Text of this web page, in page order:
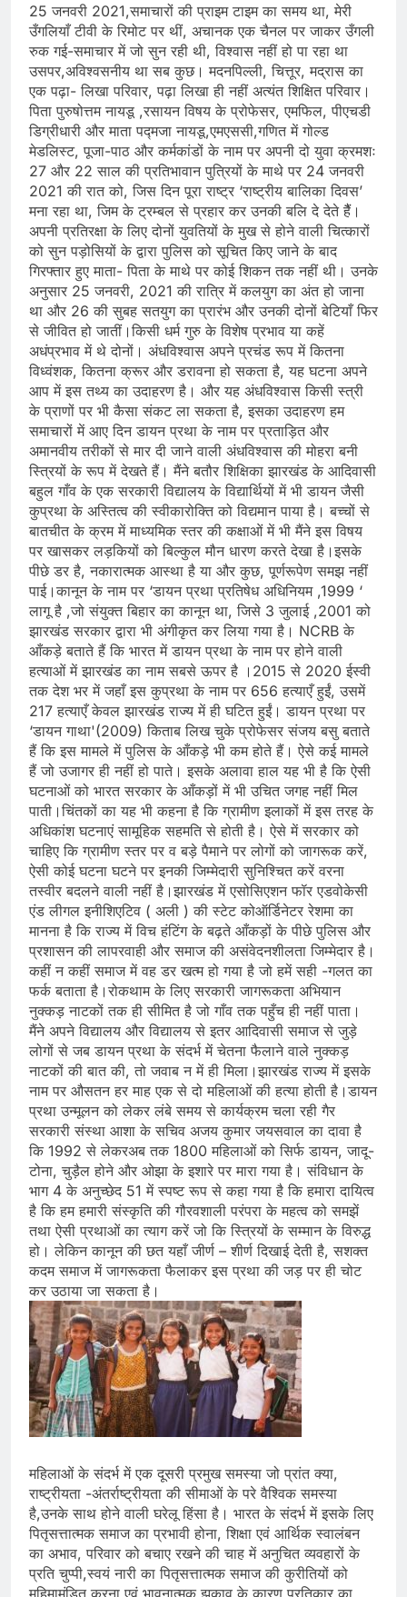
25 जनवरी 2021,समाचारों की प्राइम टाइम का समय था, मेरी
उँगलियाँ टीवी के रिमोट पर थीं, अचानक एक चैनल पर जाकर उँगली
रुक गई-समाचार में जो सुन रही थी, विश्वास नहीं हो पा रहा था
उसपर,अविश्वसनीय था सब कुछ। मदनपिल्ली, चित्तूर, मद्रास का
एक पढ़ा- लिखा परिवार, पढ़ा लिखा ही नहीं अत्यंत शिक्षित परिवार।
पिता पुरुषोत्तम नायडू ,रसायन विषय के प्रोफेसर, एमफिल, पीएचडी
डिग्रीधारी और माता पद्मजा नायडू,एमएससी,गणित में गोल्ड
मेडलिस्ट, पूजा-पाठ और कर्मकांडों के नाम पर अपनी दो युवा क्रमशः
27 और 22 साल की प्रतिभावान पुत्रियों के माथे पर 24 जनवरी
2021 की रात को, जिस दिन पूरा राष्ट्र ‘राष्ट्रीय बालिका दिवस’
मना रहा था, जिम के ट्रम्बल से प्रहार कर उनकी बलि दे देते हैैं।
अपनी प्रतिरक्षा के लिए दोनों युवतियों के मुख से होने वाली चित्कारों
को सुन पड़ोसियों के द्वारा पुलिस को सूचित किए जाने के बाद
गिरफ्तार हुए माता- पिता के माथे पर कोई शिकन तक नहीं थी। उनके
अनुसार 25 जनवरी, 2021 की रात्रि में कलयुग का अंत हो जाना
था और 26 की सुबह सतयुग का प्रारंभ और उनकी दोनों बेटियाँ फिर
से जीवित हो जातीं।किसी धर्म गुरु के विशेष प्रभाव या कहें
अधंप्रभाव में थे दोनों। अंधविश्वास अपने प्रचंड रूप में कितना
विध्वंशक, कितना क्रूर और डरावना हो सकता है, यह घटना अपने
आप में इस तथ्य का उदाहरण है। और यह अंधविश्वास किसी स्त्री
के प्राणों पर भी कैसा संकट ला सकता है, इसका उदाहरण हम
समाचारों में आए दिन डायन प्रथा के नाम पर प्रताड़ित और
अमानवीय तरीकों से मार दी जाने वाली अंधविश्वास की मोहरा बनी
स्त्रियों के रूप में देखते हैं। मैंने बतौर शिक्षिका झारखंड के आदिवासी
बहुल गाँव के एक सरकारी विद्यालय के विद्यार्थियों में भी डायन जैसी
कुप्रथा के अस्तित्व की स्वीकारोक्ति को विद्यमान पाया है। बच्चों से
बातचीत के क्रम में माध्यमिक स्तर की कक्षाओं में भी मैंने इस विषय
पर खासकर लड़कियों को बिल्कुल मौन धारण करते देखा है।इसके
पीछे डर है, नकारात्मक आस्था है या और कुछ, पूर्णरूपेण समझ नहीं
पाई।कानून के नाम पर ‘डायन प्रथा प्रतिषेध अधिनियम ,1999 ‘
लागू है ,जो संयुक्त बिहार का कानून था, जिसे 3 जुलाई ,2001 को
झारखंड सरकार द्वारा भी अंगीकृत कर लिया गया है। NCRB के
आँकड़े बताते हैं कि भारत में डायन प्रथा के नाम पर होने वाली
हत्याओं में झारखंड का नाम सबसे ऊपर है ।2015 से 2020 ईस्वी
तक देश भर में जहाँ इस कुप्रथा के नाम पर 656 हत्याएँ हुईं, उसमें
217 हत्याएँ केवल झारखंड राज्य में ही घटित हुईं। डायन प्रथा पर
‘डायन गाथा'(2009) किताब लिख चुके प्रोफेसर संजय बसु बताते
हैं कि इस मामले में पुलिस के आँकड़े भी कम होते हैं। ऐसे कई मामले
हैं जो उजागर ही नहीं हो पाते। इसके अलावा हाल यह भी है कि ऐसी
घटनाओं को भारत सरकार के आँकड़ों में भी उचित जगह नहीं मिल
पाती।चिंतकों का यह भी कहना है कि ग्रामीण इलाकों में इस तरह के
अधिकांश घटनाएं सामूहिक सहमति से होती है। ऐसे में सरकार को
चाहिए कि ग्रामीण स्तर पर व बड़े पैमाने पर लोगों को जागरूक करें,
ऐसी कोई घटना घटने पर इनकी जिम्मेदारी सुनिश्चित करें वरना
तस्वीर बदलने वाली नहीं है।झारखंड में एसोसिएशन फॉर एडवोकेसी
एंड लीगल इनीशिएटिव ( अली ) की स्टेट कोऑर्डिनेटर रेशमा का
मानना है कि राज्य में विच हंटिंग के बढ़ते आँकड़ों के पीछे पुलिस और
प्रशासन की लापरवाही और समाज की असंवेदनशीलता जिम्मेदार है।
कहीं न कहीं समाज में वह डर खत्म हो गया है जो हमें सही -गलत का
फर्क बताता है।रोकथाम के लिए सरकारी जागरूकता अभियान
नुक्कड़ नाटकों तक ही सीमित है जो गाँव तक पहुँच ही नहीं पाता।
मैंने अपने विद्यालय और विद्यालय से इतर आदिवासी समाज से जुड़े
लोगों से जब डायन प्रथा के संदर्भ में चेतना फैलाने वाले नुक्कड़
नाटकों की बात की, तो जवाब न में ही मिला।झारखंड राज्य में इसके
नाम पर औसतन हर माह एक से दो महिलाओं की हत्या होती है।डायन
प्रथा उन्मूलन को लेकर लंबे समय से कार्यक्रम चला रही गैर
सरकारी संस्था आशा के सचिव अजय कुमार जयसवाल का दावा है
कि 1992 से लेकरअब तक 1800 महिलाओं को सिर्फ डायन, जादू-
टोना, चुड़ैल होने और ओझा के इशारे पर मारा गया है। संविधान के
भाग 4 के अनुच्छेद 51 में स्पष्ट रूप से कहा गया है कि हमारा दायित्व
है कि हम हमारी संस्कृति की गौरवशाली परंपरा के महत्व को समझें
तथा ऐसी प्रथाओं का त्याग करें जो कि स्त्रियों के सम्मान के विरुद्ध
हो। लेकिन कानून की छत यहाँ जीर्ण – शीर्ण दिखाई देती है, सशक्त
कदम समाज में जागरूकता फैलाकर इस प्रथा की जड़ पर ही चोट
कर उठाया जा सकता है।
महिलाओं के संदर्भ में एक दूसरी प्रमुख समस्या जो प्रांत क्या,
राष्ट्रीयता -अंतर्राष्ट्रीयता की सीमाओं के परे वैश्विक समस्या
है,उनके साथ होने वाली घरेलू हिंसा है। भारत के संदर्भ में इसके लिए
पितृसत्तात्मक समाज का प्रभावी होना, शिक्षा एवं आर्थिक स्वालंबन
का अभाव, परिवार को बचाए रखने की चाह में अनुचित व्यवहारों के
प्रति चुप्पी,स्वयं नारी का पितृसत्तात्मक समाज की कुरीतियों को
महिमामंडित करना एवं भावनात्मक झुकाव के कारण प्रतिकार का